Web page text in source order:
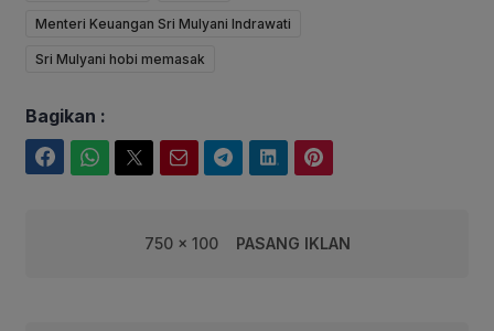
Menteri Keuangan Sri Mulyani Indrawati
Sri Mulyani hobi memasak
Bagikan :
750 x 100 PASANG IKLAN